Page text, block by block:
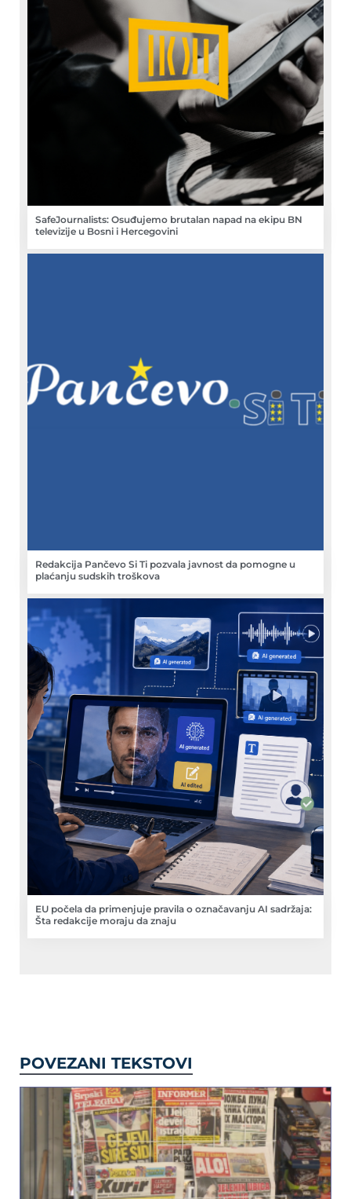
SafeJournalists: Osuđujemo brutalan napad na ekipu BN
televizije u Bosni i Hercegovini
Redakcija Pančevo Si Ti pozvala javnost da pomogne u
plaćanju sudskih troškova
EU počela da primenjuje pravila o označavanju AI sadržaja:
Šta redakcije moraju da znaju
POVEZANI TEKSTOVI